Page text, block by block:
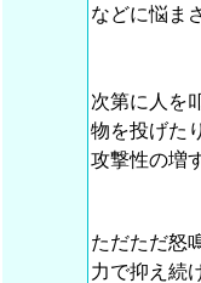
などに悩ま
次第に人を
物を投げた
攻撃性の増
ただただ怒
力で抑え続